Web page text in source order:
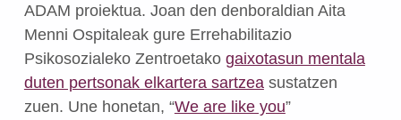
ADAM proiektua. Joan den denboraldian Aita
Menni Ospitaleak gure Errehabilitazio
Psikosozialeko Zentroetako gaixotasun mentala
duten pertsonak elkartera sartzea sustatzen
zuen. Une honetan, “We are like you”